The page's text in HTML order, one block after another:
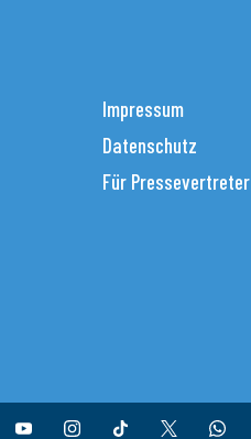
Impressum
Datenschutz
Für Pressevertreter